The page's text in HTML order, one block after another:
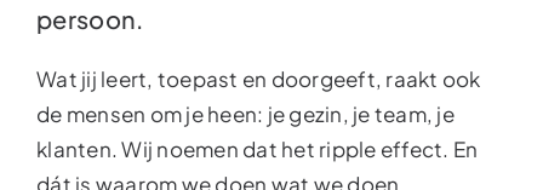
persoon.
Wat jij leert, toepast en doorgeeft, raakt ook
de mensen om je heen: je gezin, je team, je
klanten. Wij noemen dat het ripple effect. En
dát is waarom we doen wat we doen.